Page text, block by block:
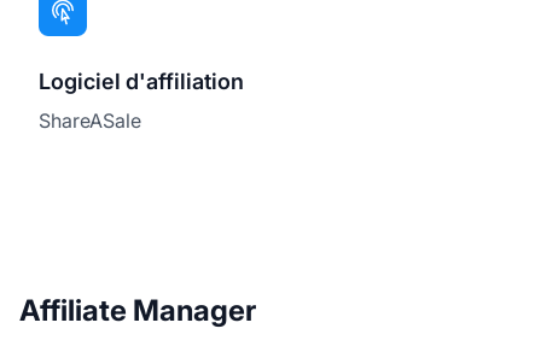
Logiciel d'affiliation
ShareASale
Affiliate Manager